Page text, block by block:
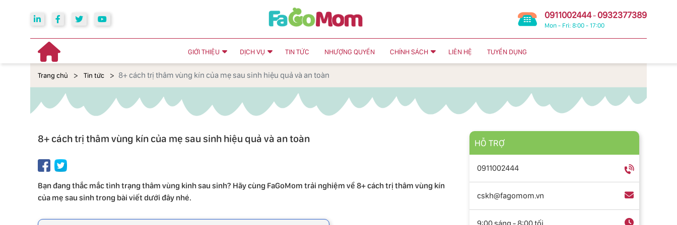
0911002444-0932377389
Mon - Fri: 8:00 - 17:00
GIỚI THIỆU DỊCH VỤ TIN TỨC NHƯỢNG QUYỀN CHÍNH SÁCH LIÊN HỆ TUYỂN DỤNG
Trang chủ Tin tức 8+ cách trị thâm vùng kín của mẹ sau sinh hiệu quả và an toàn
8+ cách trị thâm vùng kín của mẹ sau sinh hiệu quả và an toàn
Bạn đang thắc mắc tình trạng thâm vùng kinh sau sinh? Hãy cùng FaGoMom trải nghiệm về 8+ cách trị thâm vùng kín
của mẹ sau sinh trong bài viết dưới đây nhé.
HỖ TRỢ
0911002444
cskh@fagomom.vn